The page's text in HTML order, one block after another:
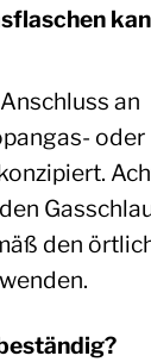
an
oder
den